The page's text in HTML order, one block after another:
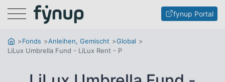
Menu fynup Portal
Fonds Anleihen, Gemischt
Global
LiLux Umbrella Fund - LiLux Rent - P